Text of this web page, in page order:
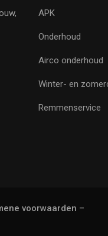
APK
Onderhoud
Airco onderhoud
Winter- en
Remmenservice
voorwaarden –